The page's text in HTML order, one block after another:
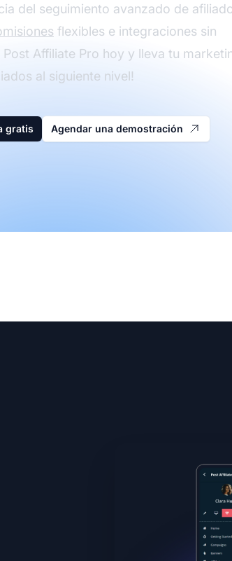
del seguimiento avanzado de
flexibles e integraciones sin
Post Affiliate Pro hoy y lleva tu
al siguiente nivel!
gratis Agendar una demostración